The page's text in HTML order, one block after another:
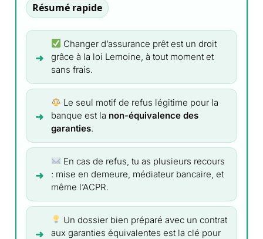
Résumé rapide
Changer d’assurance prêt est un droit
grâce à la loi Lemoine, à tout moment et
sans frais.
Le seul motif de refus légitime pour la
banque est la non-équivalence des
garanties.
En cas de refus, tu as plusieurs recours
: mise en demeure, médiateur bancaire, et
même l’ACPR.
Un dossier bien préparé avec un contrat
aux garanties équivalentes est la clé pour